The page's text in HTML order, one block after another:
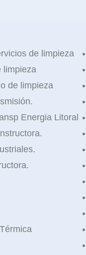
de limpieza
limpieza
de limpieza
Energia Litoral